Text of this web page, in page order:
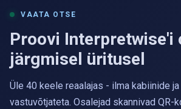
VAATA OTSE
Proovi Interpretwise'i
järgmisel üritusel
Üle 40 keele reaalajas - ilma kabiinide
vastuvõtjateta. Osalejad skannivad QR-